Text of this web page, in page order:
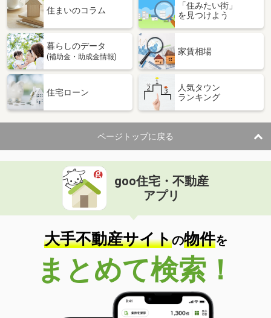
住まいのコラム
「住みたい街」
を見つけよう
暮らしのデータ
(補助金・助成金情報)
家賃相場
住宅ローン
人気タウン
ランキング
ページトップに戻る
goo住宅・不動産
アプリ
大手不動産サイトの物件を
まとめて検索！